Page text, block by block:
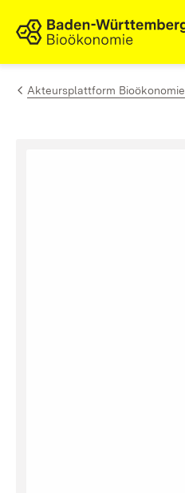
Zum Inhalt springen
Link zur Startseite
Akteursplattform Bioökonomie